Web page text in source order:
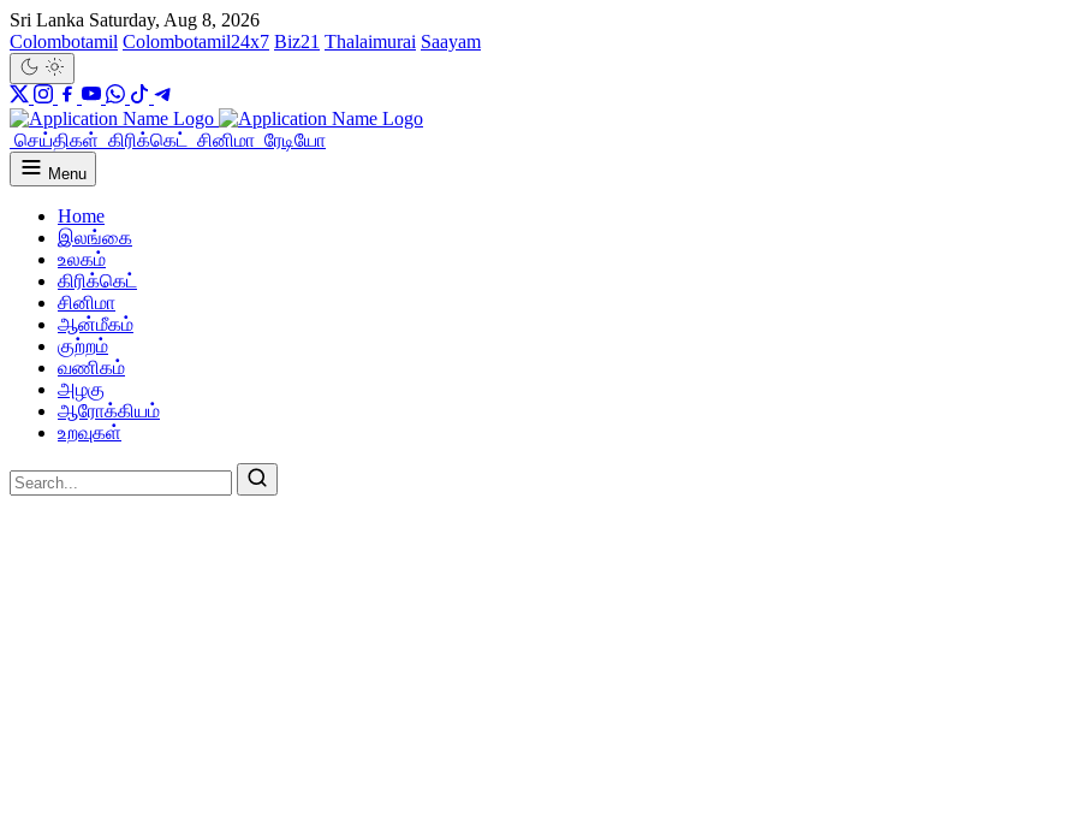
Sri Lanka Saturday, Aug 8, 2026
Colombotamil Colombotamil24x7 Biz21 Thalaimurai Saayam
செய்திகள் கிரிக்கெட் சினிமா ரேடியோ
Menu
Home
இலங்கை
உலகம்
கிரிக்கெட்
சினிமா
ஆன்மீகம்
குற்றம்
வணிகம்
அழகு
ஆரோக்கியம்
உறவுகள்